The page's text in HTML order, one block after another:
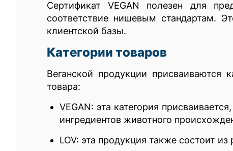
Сертификат VEGAN полезен для
соответствие нишевым стандартам.
клиентской базы.
Категории товаров
Веганской продукции присваиваются
товара:
VEGAN: эта категория
ингредиентов животного
LOV: эта продукция также состоит